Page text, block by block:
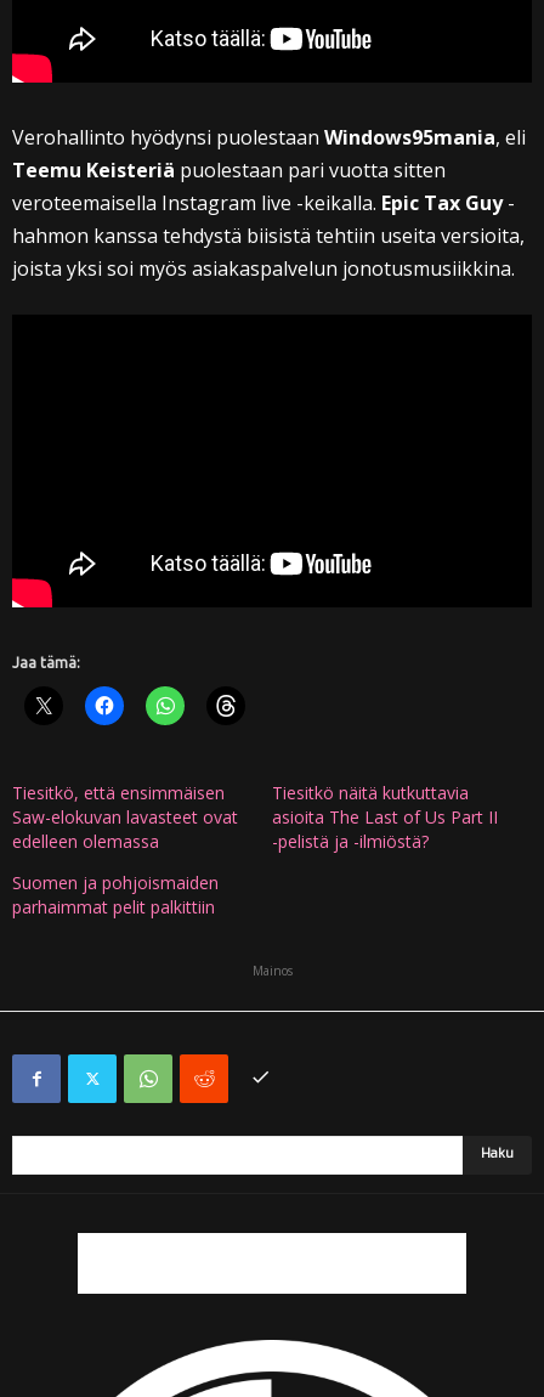
Verohallinto hyödynsi puolestaan Windows95mania, eli
Teemu Keisteriä puolestaan pari vuotta sitten
veroteemaisella Instagram live -keikalla. Epic Tax Guy-
hahmon kanssa tehdystä biisistä tehtiin useita versioita,
joista yksi soi myös asiakaspalvelun jonotusmusiikkina.
Jaa tämä:
Tiesitkö, että ensimmäisen
Saw-elokuvan lavasteet ovat
edelleen olemassa
Tiesitkö näitä kutkuttavia
asioita The Last of Us Part II
-pelistä ja -ilmiöstä?
Suomen ja pohjoismaiden
parhaimmat pelit palkittiin
Mainos